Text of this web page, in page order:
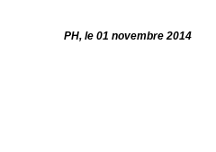
PH, le 01 novembre 2014